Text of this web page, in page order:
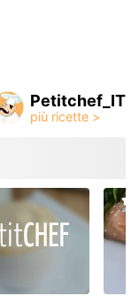
Petitchef_IT